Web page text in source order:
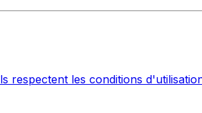
respectent les conditions